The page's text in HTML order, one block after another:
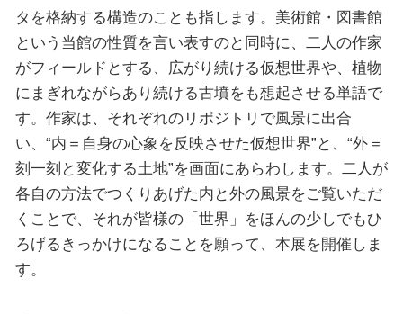
タを格納する構造のことも指します。美術館・図書館
という当館の性質を言い表すのと同時に、二人の作家
がフィールドとする、広がり続ける仮想世界や、植物
にまぎれながらあり続ける古墳をも想起させる単語で
す。作家は、それぞれのリポジトリで風景に出合
い、“内＝自身の心象を反映させた仮想世界”と、“外＝
刻一刻と変化する土地”を画面にあらわします。二人が
各自の方法でつくりあげた内と外の風景をご覧いただ
くことで、それが皆様の「世界」をほんの少しでもひ
ろげるきっかけになることを願って、本展を開催しま
す。